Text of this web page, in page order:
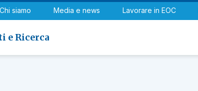
Chi siamo Media e news Lavorare in EOC
e Ricerca
e Neurochirurgia Urologia